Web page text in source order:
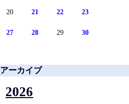
20 21 22 23
27 28 29 30
アーカイブ
2026